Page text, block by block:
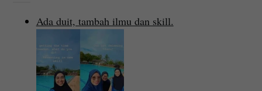
Ada duit, tambah ilmu dan skill.